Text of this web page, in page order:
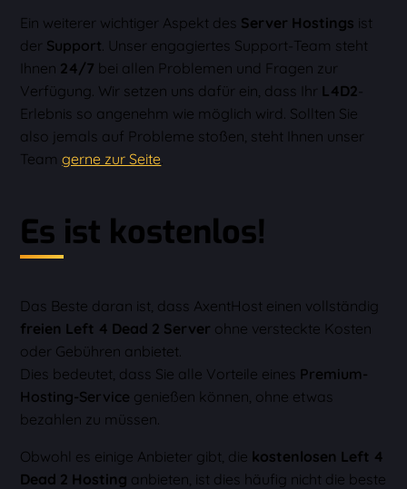
Ein weiterer wichtiger Aspekt des Server Hostings ist
der Support. Unser engagiertes Support-Team steht
Ihnen 24/7 bei allen Problemen und Fragen zur
Verfügung. Wir setzen uns dafür ein, dass Ihr L4D2
Erlebnis so angenehm wie möglich wird. Sollten Sie
also jemals auf Probleme stoßen, steht Ihnen unser
Teamgerne zur Seite.
Es ist kostenlos!
Das Beste daran ist, dass AxentHost einen vollständig
freien Left 4 Dead 2 Server ohne versteckte Kosten
oder Gebühren anbietet.
Dies bedeutet, dass Sie alle Vorteile eines Premium-
Hosting-Service genießen können, ohne etwas
bezahlen zu müssen.
Obwohl es einige Anbieter gibt, die kostenlosen Left 4
Dead 2 Hosting anbieten, ist dies häufig nicht die beste